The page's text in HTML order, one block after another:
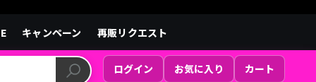
キャンペーン 再販リクエスト
ログイン お気に入り カート